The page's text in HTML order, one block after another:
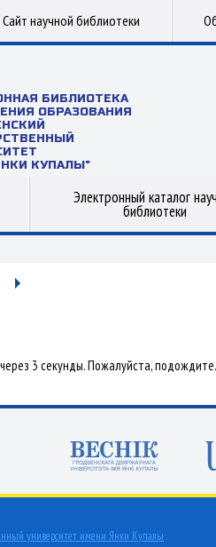
Сайт научной библиотеки
БИБЛИОТЕКА
ОБРАЗОВАНИЯ
КУПАЛЫ"
Электронный каталог
библиотеки
3 секунды. Пожалуйста, подождите.
университет имени Янки Купалы